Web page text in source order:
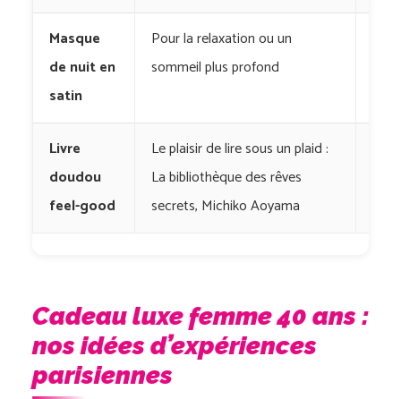
Masque
de nuit en
satin
Pour la relaxation ou un
sommeil plus profond
Livre
doudou
feel-good
Le plaisir de lire sous un plaid :
La bibliothèque des rêves
secrets, Michiko Aoyama
Cadeau luxe femme 40 ans :
nos idées d’expériences
parisiennes